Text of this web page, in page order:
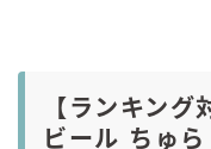
【ランキン
ビール ちゅら